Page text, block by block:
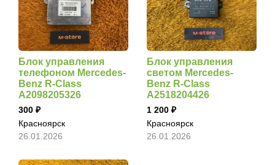
Блок управления
телефоном Mercedes-
Benz R-Class
A2098205326
300
Красноярск
26.01.2026
Блок управления
светом Mercedes-
Benz R-Class
A2518204426
1 200
Красноярск
26.01.2026